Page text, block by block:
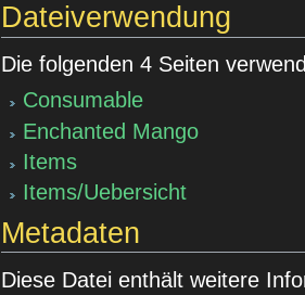
Dateiverwendung
Die folgenden 4 Seiten
Consumable
Enchanted Mango
Items
Items/Uebersicht
Metadaten
Diese Datei enthält weitere